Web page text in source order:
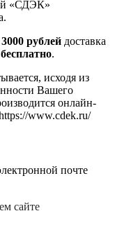
«СДЭК»
3000 рублей доставка
бесплатно.
исходя из
Вашего
онлайн-
www.cdek.ru/
почте
сайте